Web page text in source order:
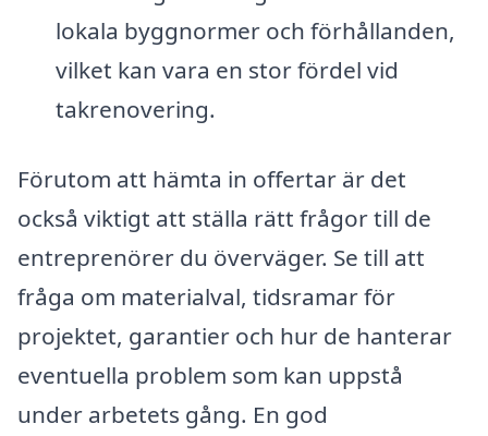
lokala byggnormer och förhållanden,
vilket kan vara en stor fördel vid
takrenovering.
Förutom att hämta in offertar är det
också viktigt att ställa rätt frågor till de
entreprenörer du överväger. Se till att
fråga om materialval, tidsramar för
projektet, garantier och hur de hanterar
eventuella problem som kan uppstå
under arbetets gång. En god